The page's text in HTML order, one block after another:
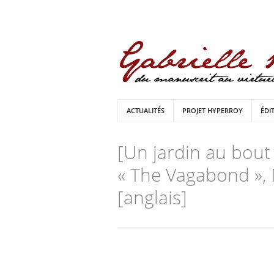
ACTUALITÉS PROJET HYPERROY
[Un jardin au
« The Vagabond
[anglais]